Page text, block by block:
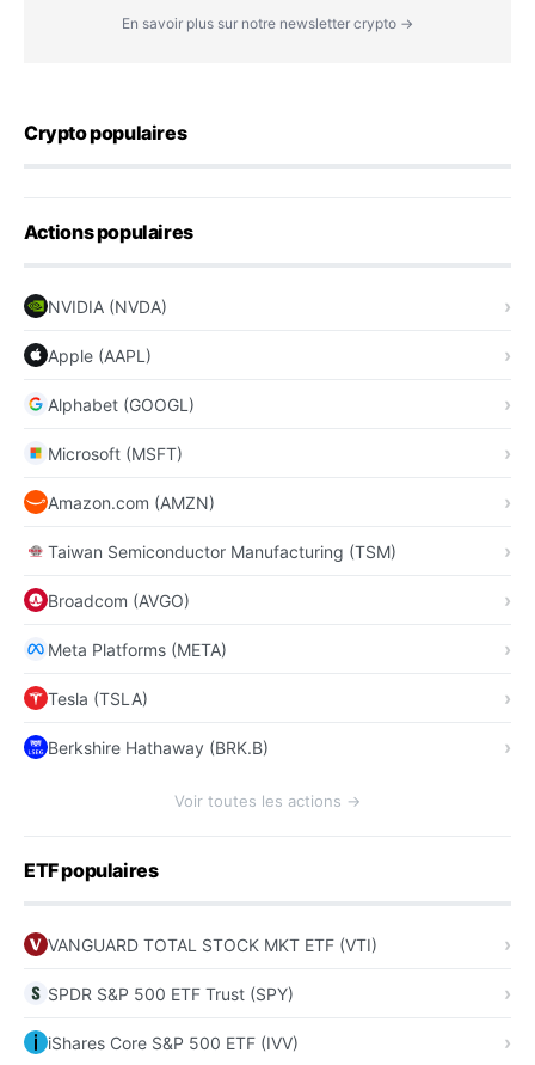
En savoir plus sur notre newsletter crypto →
Crypto populaires
Actions populaires
NVIDIA (NVDA)
Apple (AAPL)
Alphabet (GOOGL)
Microsoft (MSFT)
Amazon.com (AMZN)
Taiwan Semiconductor Manufacturing (TSM)
Broadcom (AVGO)
Meta Platforms (META)
Tesla (TSLA)
Berkshire Hathaway (BRK.B)
Voir toutes les actions →
ETF populaires
VANGUARD TOTAL STOCK MKT ETF (VTI)
SPDR S&P 500 ETF Trust (SPY)
iShares Core S&P 500 ETF (IVV)